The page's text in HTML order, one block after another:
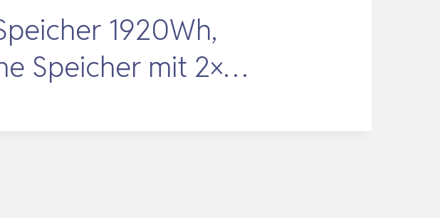
1920Wh,
Speicher mit 2×…